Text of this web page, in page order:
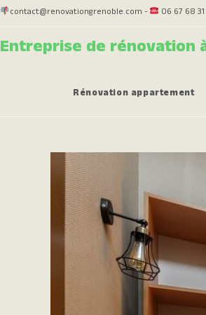
contact@renovationgrenoble.com - 06 67 68 31
Entreprise de rénovation
Rénovation appartement